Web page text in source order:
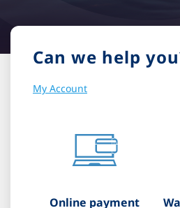
Can we help
My Account
Online payment